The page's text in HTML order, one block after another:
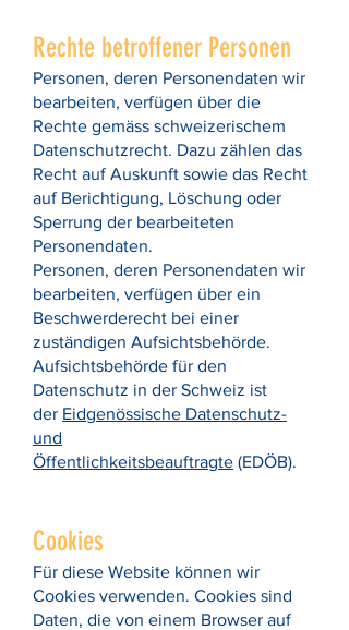
Rechte betroffener Personen
Personen, deren Personendaten wir
bearbeiten, verfügen über die
Rechte gemäss schweizerischem
Datenschutzrecht. Dazu zählen das
Recht auf Auskunft sowie das Recht
auf Berichtigung, Löschung oder
Sperrung der bearbeiteten
Personendaten.
Personen, deren Personendaten wir
bearbeiten, verfügen über ein
Beschwerderecht bei einer
zuständigen Aufsichtsbehörde.
Aufsichtsbehörde für den
Datenschutz in der Schweiz ist
der Eidgenössische Datenschutz-
und
Öffentlichkeitsbeauftragte (EDÖB).
Cookies
Für diese Website können wir
Cookies verwenden. Cookies sind
Daten, die von einem Browser auf